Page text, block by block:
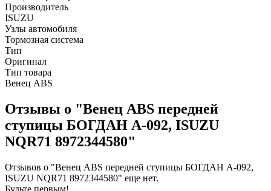
Производитель
ISUZU
Узлы автомобиля
Тормозная система
Тип
Оригинал
Тип товара
Венец ABS
Отзывы о "Венец ABS передней
ступицы БОГДАН А-092, ISUZU
NQR71 8972344580"
Отзывов о "Венец ABS передней ступицы БОГДАН А-092,
ISUZU NQR71 8972344580" еще нет.
Будьте первым!